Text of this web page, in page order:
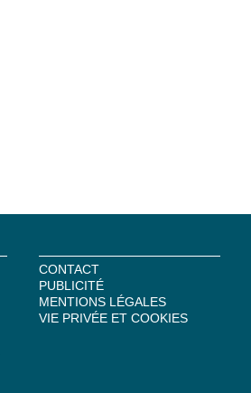
CONTACT
PUBLICITÉ
MENTIONS LÉGALES
VIE PRIVÉE ET COOKIES